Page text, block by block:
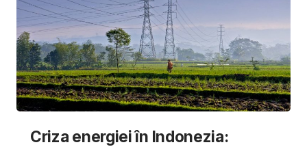
Criza energiei în Indonezia: